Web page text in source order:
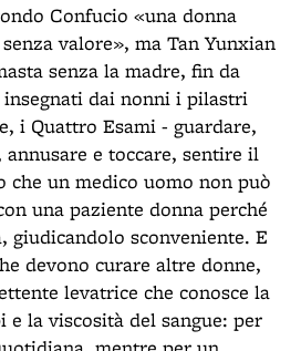
Confucio «una donna
valore», ma Tan Yunxian
senza la madre, fin da
dai nonni i pilastri
i Quattro Esami - guardare,
annusare e toccare, sentire il
che un medico uomo non può
una paziente donna perché
giudicandolo sconveniente. E
devono curare altre donne,
levatrice che conosce la
e la viscosità del sangue: per